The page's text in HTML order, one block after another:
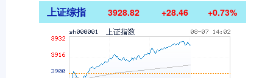
上证综指 3928.82 +28.46 +0.73%